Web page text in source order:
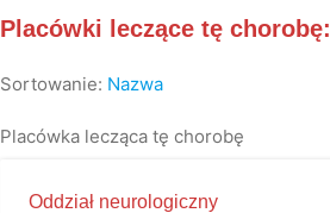
Placówki leczące tę chorobę:
Sortowanie: Nazwa
Placówka lecząca tę chorobę
Oddział neurologiczny